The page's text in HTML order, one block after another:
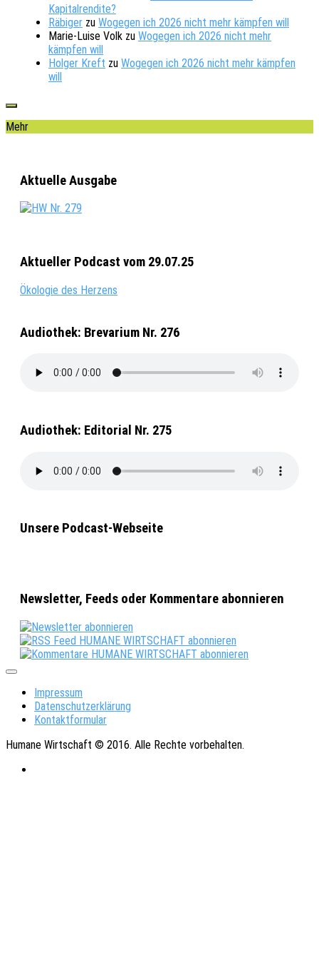
Kapitalrendite?
Räbiger zu Wogegen ich 2026 nicht mehr kämpfen will
Marie-Luise Volk zu Wogegen ich 2026 nicht mehr
kämpfen will
Holger Kreft zu Wogegen ich 2026 nicht mehr kämpfen
will
Mehr
Aktuelle Ausgabe
Aktueller Podcast vom 29.07.25
Ökologie des Herzens
Audiothek: Brevarium Nr. 276
Audiothek: Editorial Nr. 275
Unsere Podcast-Webseite
Newsletter, Feeds oder Kommentare abonnieren
Impressum
Datenschutzerklärung
Kontaktformular
Humane Wirtschaft © 2016. Alle Rechte vorbehalten.